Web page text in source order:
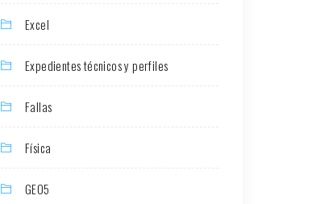
Excel
Expedientes técnicos y perfiles
Fallas
Física
GEO5